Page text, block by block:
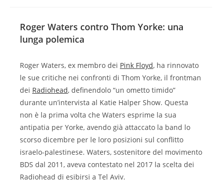
Roger Waters contro Thom Yorke: una
lunga polemica
Roger Waters, ex membro dei Pink Floyd, ha rinnovato
le sue critiche nei confronti di Thom Yorke, il frontman
dei Radiohead, definendolo “un ometto timido”
durante un’intervista al Katie Halper Show. Questa
non è la prima volta che Waters esprime la sua
antipatia per Yorke, avendo già attaccato la band lo
scorso dicembre per le loro posizioni sul conflitto
israelo-palestinese. Waters, sostenitore del movimento
BDS dal 2011, aveva contestato nel 2017 la scelta dei
Radiohead di esibirsi a Tel Aviv.